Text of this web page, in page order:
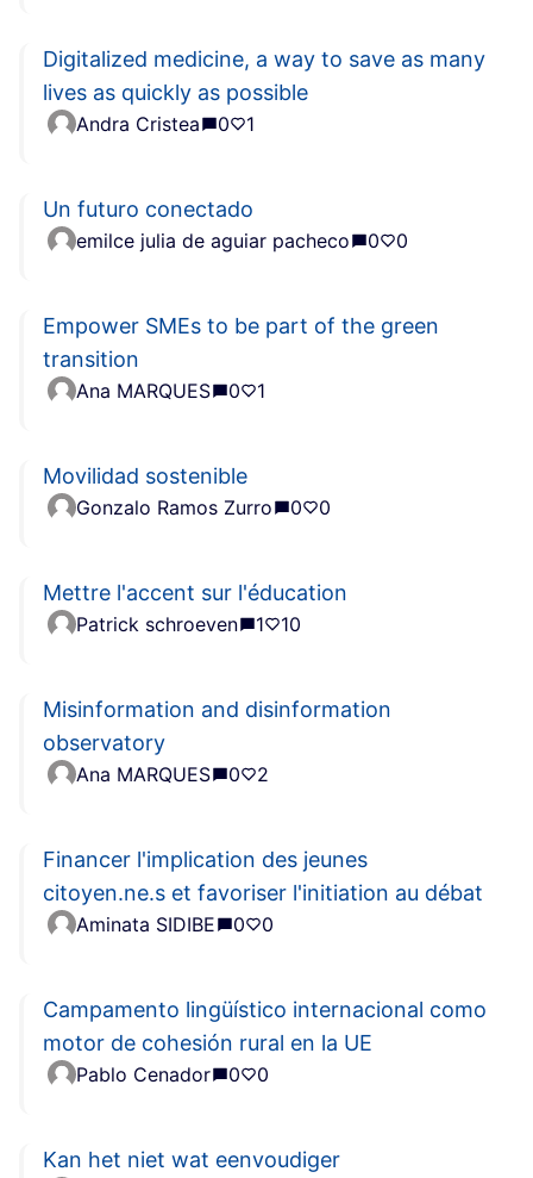
Digitalized medicine, a way to save as many
lives as quickly as possible
Andra Cristea 0 1
Un futuro conectado
emilce julia de aguiar pacheco 0 0
Empower SMEs to be part of the green
transition
Ana MARQUES 0 1
Movilidad sostenible
Gonzalo Ramos Zurro 0 0
Mettre l'accent sur l'éducation
Patrick schroeven 1 10
Misinformation and disinformation
observatory
Ana MARQUES 0 2
Financer l'implication des jeunes
citoyen.ne.s et favoriser l'initiation au débat
Aminata SIDIBE 0 0
Campamento lingüístico internacional como
motor de cohesión rural en la UE
Pablo Cenador 0 0
Kan het niet wat eenvoudiger